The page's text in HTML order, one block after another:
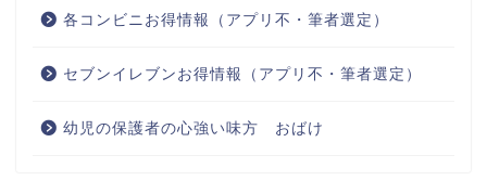
各コンビニお得情報（アプリ不・筆者選定）
セブンイレブンお得情報（アプリ不・筆者選定）
幼児の保護者の心強い味方 おばけ